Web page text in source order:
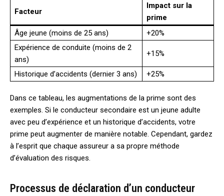
Facteur
Impact sur la
prime
Âge jeune (moins de 25 ans)
+20%
Expérience de conduite (moins de 2
ans)
+15%
Historique d’accidents (dernier 3 ans) +25%
Dans ce tableau, les augmentations de la prime sont des
exemples. Si le conducteur secondaire est un jeune adulte
avec peu d’expérience et un historique d’accidents, votre
prime peut augmenter de manière notable. Cependant, gardez
à l’esprit que chaque assureur a sa propre méthode
d’évaluation des risques.
Processus de déclaration d’un conducteur